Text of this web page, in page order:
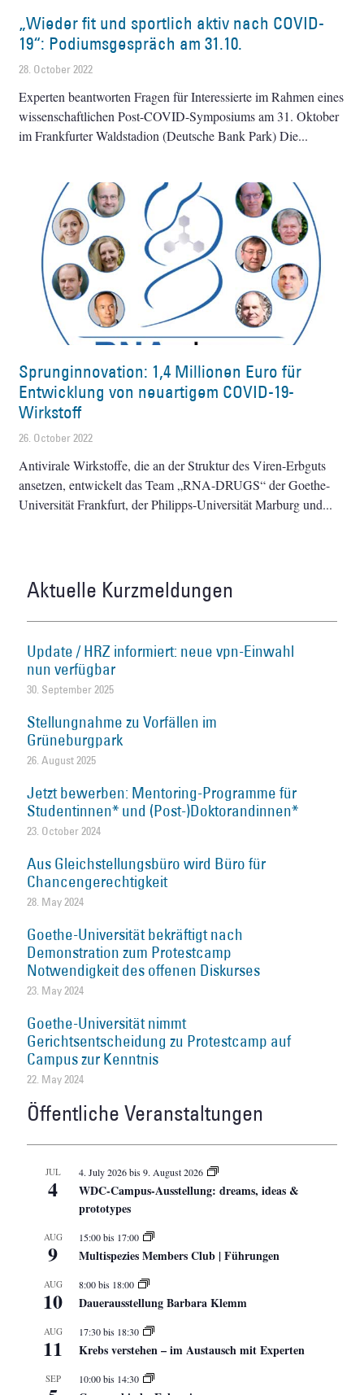
„Wieder fit und sportlich aktiv nach COVID-
19“: Podiumsgespräch am 31.10.
28. October 2022
Experten beantworten Fragen für Interessierte im Rahmen eines
wissenschaftlichen Post-COVID-Symposiums am 31. Oktober
im Frankfurter Waldstadion (Deutsche Bank Park) Die
Sprunginnovation: 1,4 Millionen Euro für
Entwicklung von neuartigem COVID-19-
Wirkstoff
26. October 2022
Antivirale Wirkstoffe, die an der Struktur des Viren-Erbguts
ansetzen, entwickelt das Team „RNA-DRUGS“ der Goethe-
Universität Frankfurt, der Philipps-Universität Marburg und
Aktuelle Kurzmeldungen
Update / HRZ informiert: neue vpn-Einwahl
nun verfügbar
30. September 2025
Stellungnahme zu Vorfällen im
Grüneburgpark
26. August 2025
Jetzt bewerben: Mentoring-Programme für
Studentinnen* und (Post-)Doktorandinnen*
23. October 2024
Aus Gleichstellungsbüro wird Büro für
Chancengerechtigkeit
28. May 2024
Goethe-Universität bekräftigt nach
Demonstration zum Protestcamp
Notwendigkeit des offenen Diskurses
23. May 2024
Goethe-Universität nimmt
Gerichtsentscheidung zu Protestcamp auf
Campus zur Kenntnis
22. May 2024
Öffentliche Veranstaltungen
JUL
4
4. July 2026bis9. August 2026
WDC-Campus-Ausstellung: dreams, ideas &
prototypes
AUG
9
15:00bis 17:00
Multispezies Members Club | Führungen
AUG
10
8:00bis 18:00
Dauerausstellung Barbara Klemm
AUG
11
17:30bis 18:30
Krebs verstehen – im Austausch mit Experten
SEP 10:00bis 14:30